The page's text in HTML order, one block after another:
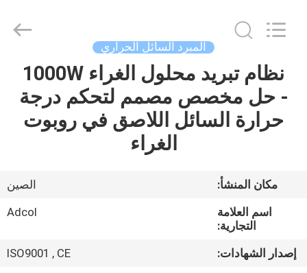
منزل
المنتجات
فيديو
بنا
(Guangzhou)
Reserved.
المبرد السائل الحراري
نظام تبريد محلول الغراء 1000W
- حل مخصص مصمم لتحكم درجة
حرارة السائل اللاصق في روبوت
الغراء
مكان المنشأ:
الصين
اسم العلامة
التجارية:
Adcol
إصدار الشهادات:
ISO9001 , CE